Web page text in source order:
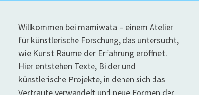
Willkommen bei mamiwata – einem Atelier
für künstlerische Forschung, das untersucht,
wie Kunst Räume der Erfahrung eröffnet.
Hier entstehen Texte, Bilder und
künstlerische Projekte, in denen sich das
Vertraute verwandelt und neue Formen der